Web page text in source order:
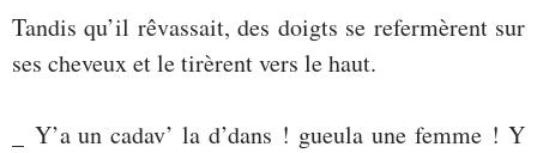
Tandis qu’il rêvassait, des doigts se refermèrent sur
ses cheveux et le tirèrent vers le haut.
_ Y’a un cadav’ la d’dans ! gueula une femme ! Y